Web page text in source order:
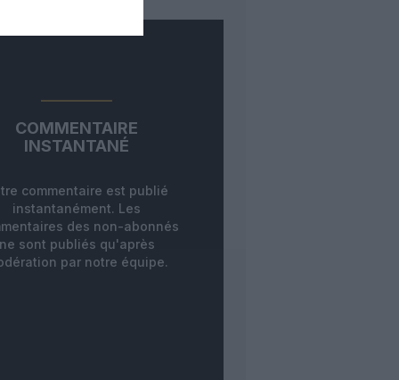
COMMENTAIRE
INSTANTANÉ
commentaire est publié
instantanément. Les
des non-abonnés
ne sont publiés qu'après
par notre équipe.